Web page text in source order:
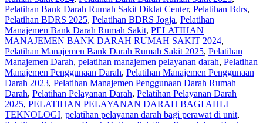
Pelatihan Bank Darah Rumah Sakit Diklat Center, Pelatihan Bdrs,
Pelatihan BDRS 2025, Pelatihan BDRS Jogja, Pelatihan
Manajemen Bank Darah Rumah Sakit, PELATIHAN
MANAJEMEN BANK DARAH RUMAH SAKIT 2024,
Pelatihan Manajemen Bank Darah Rumah Sakit 2025, Pelatihan
Manajemen Darah, pelatihan manajemen pelayanan darah, Pelatihan
Manajemen Penggunaan Darah, Pelatihan Manajemen Penggunaan
Darah 2023, Pelatihan Manajemen Penggunaan Darah Rumah
Darah, Pelatihan Pelayanan Darah, Pelatihan Pelayanan Darah
2025, PELATIHAN PELAYANAN DARAH BAGI AHLI
TEKNOLOGI, pelatihan pelayanan darah bagi perawat di unit,